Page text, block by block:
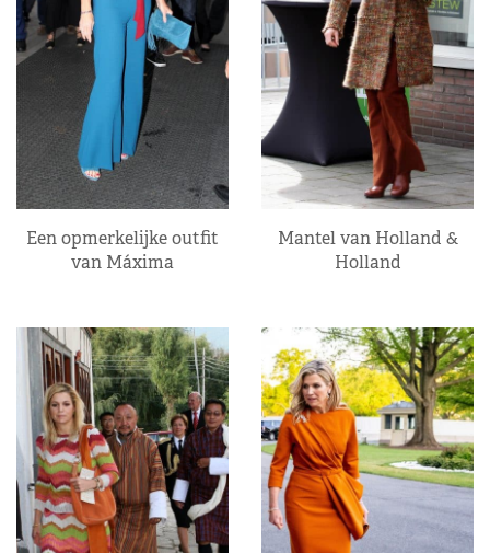
Een opmerkelijke outfit
van Máxima
Mantel van Holland &
Holland